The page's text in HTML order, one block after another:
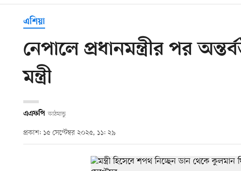
এশিয়া
নেপালে প্রধানমন্ত্রীর পর
মন্ত্রী
এএফপি কাঠমান্ডু
প্রকাশ: ১৫ সেপ্টেম্বর ২০২৫, ১১: ২৯